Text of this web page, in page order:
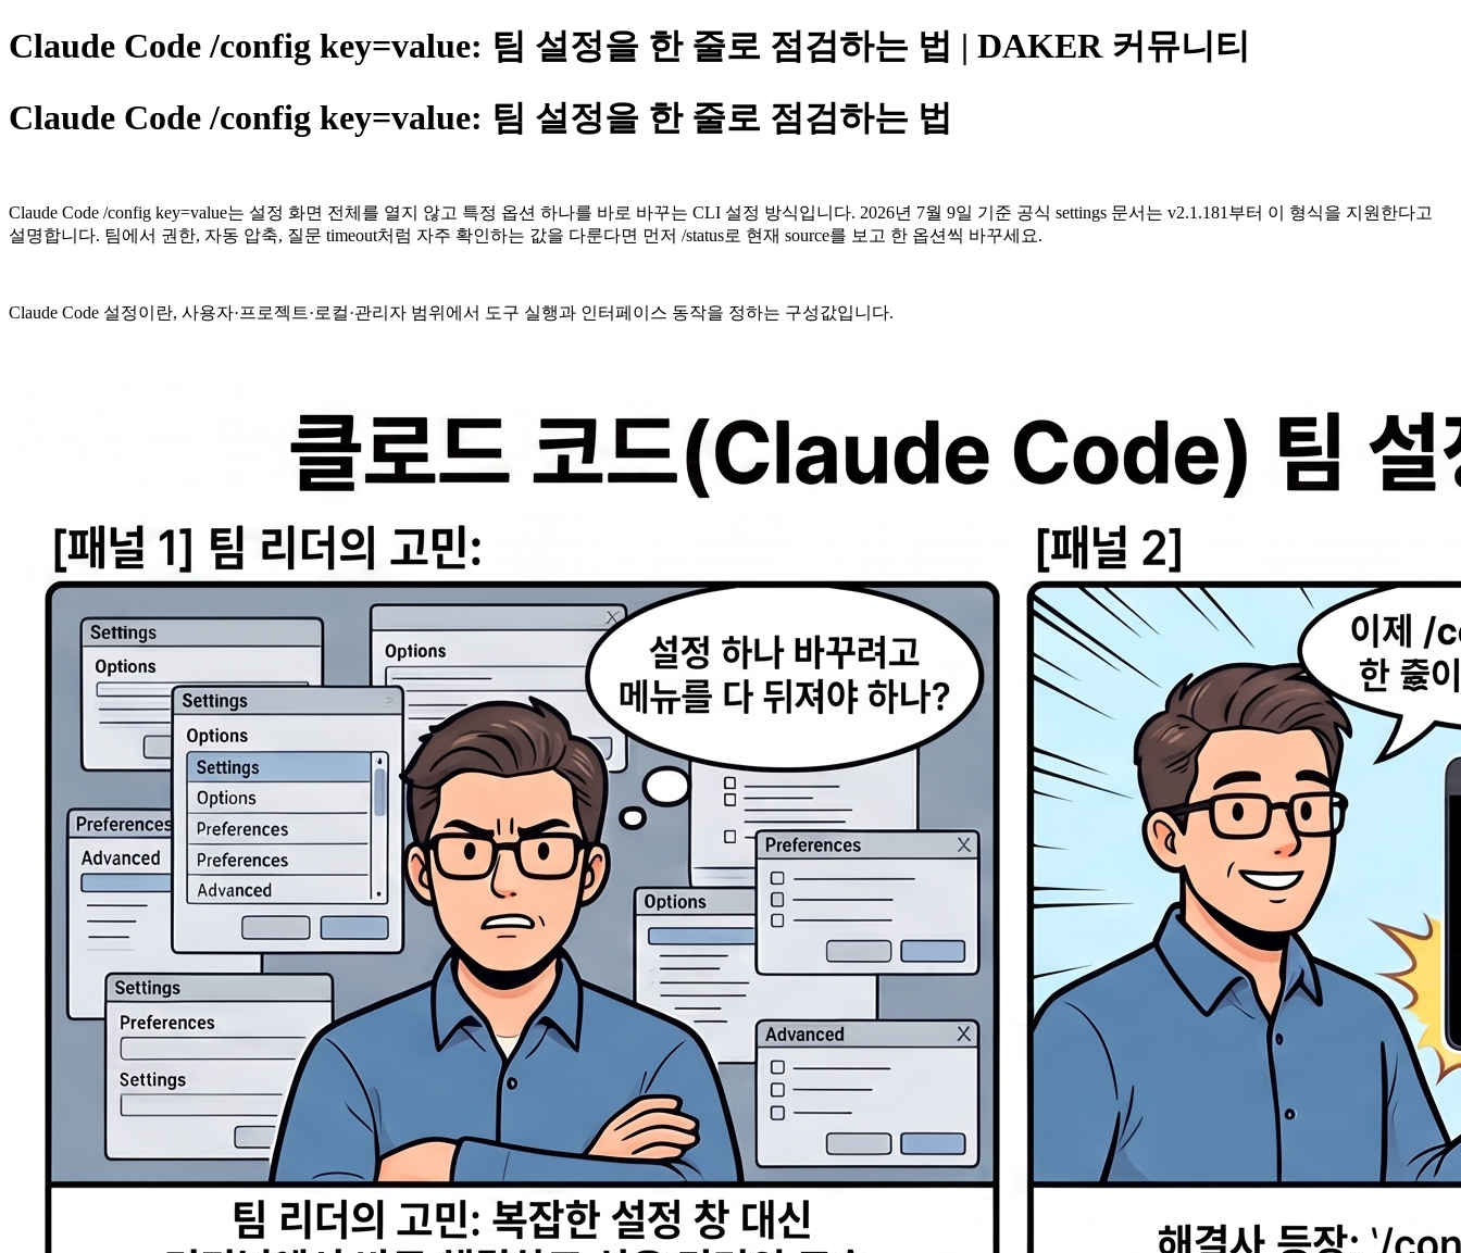
Claude Code /config key=value: 팀 설정을 한 줄로 점검하는 법 | DAKER 커뮤니티
Claude Code /config key=value: 팀 설정을 한 줄로 점검하는 법
Claude Code /config key=value는 설정 화면 전체를 열지 않고 특정 옵션 하나를 바로 바꾸는 CLI 설정 방식입니다. 2026년 7월 9일 기준 공식 settings 문서는 v2.1.181부터 이 형식을 지원한다고
설명합니다. 팀에서 권한, 자동 압축, 질문 timeout처럼 자주 확인하는 값을 다룬다면 먼저 /status로 현재 source를 보고 한 옵션씩 바꾸세요.
Claude Code 설정이란, 사용자·프로젝트·로컬·관리자 범위에서 도구 실행과 인터페이스 동작을 정하는 구성값입니다.